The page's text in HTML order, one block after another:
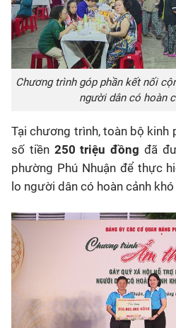
Chương trình góp phần kết nối
người dân có hoàn
Tại chương trình, toàn bộ kinh
số tiền 250 triệu đồng đã
phường Phú Nhuận để thực
lo người dân có hoàn cảnh